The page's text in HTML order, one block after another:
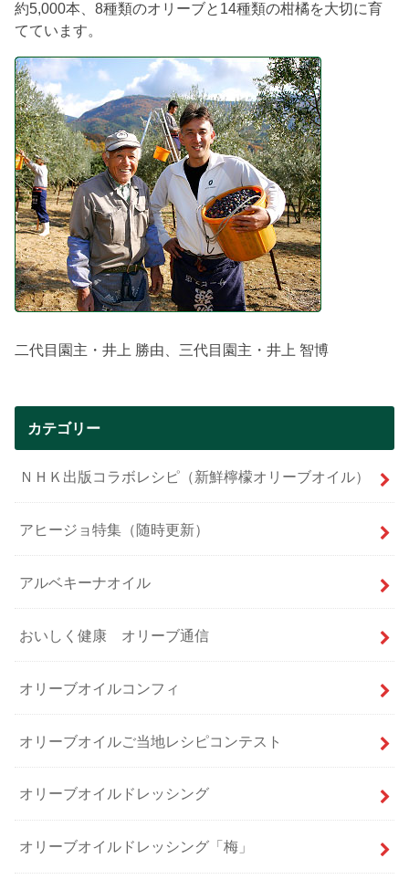
約5,000本、8種類のオリーブと14種類の柑橘を大切に育
てています。
二代目園主・井上 勝由、三代目園主・井上 智博
カテゴリー
ＮＨＫ出版コラボレシピ（新鮮檸檬オリーブオイル）
アヒージョ特集（随時更新）
アルベキーナオイル
おいしく健康 オリーブ通信
オリーブオイルコンフィ
オリーブオイルご当地レシピコンテスト
オリーブオイルドレッシング
オリーブオイルドレッシング「梅」